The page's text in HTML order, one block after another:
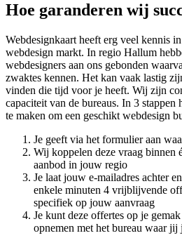
Hoe garanderen wij
Webdesignkaart heeft erg veel kennis
webdesign markt. In regio Hallum
webdesigners aan ons gebonden
zwaktes kennen. Het kan vaak lastig
vinden die tijd voor je heeft. Wij zijn
capaciteit van de bureaus. In 3
te maken om een geschikt webdesign
Je geeft via het formulier aan
Wij koppelen deze vraag binnen
aanbod in jouw regio
Je laat jouw e-mailadres achter
enkele minuten 4 vrijblijvende
specifiek op jouw aanvraag
Je kunt deze offertes op je
opnemen met het bureau waar